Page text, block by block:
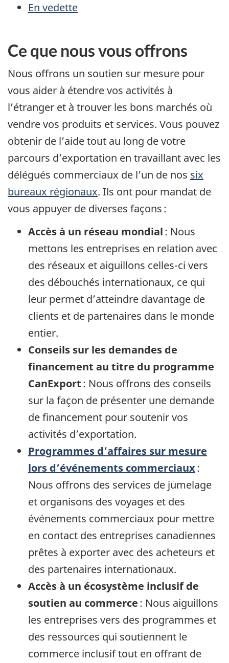
En vedette
Ce que nous vous offrons
Nous offrons un soutien sur mesure pour
vous aider à étendre vos activités à
l’étranger et à trouver les bons marchés où
vendre vos produits et services. Vous pouvez
obtenir de l’aide tout au long de votre
parcours d’exportation en travaillant avec les
délégués commerciaux de l’un de nos six
bureaux régionaux. Ils ont pour mandat de
vous appuyer de diverses façons :
Accès à un réseau mondial: Nous
mettons les entreprises en relation avec
des réseaux et aiguillons celles-ci vers
des débouchés internationaux, ce qui
leur permet d’atteindre davantage de
clients et de partenaires dans le monde
entier.
Conseils sur les demandes de
financement au titre du programme
CanExport: Nous offrons des conseils
sur la façon de présenter une demande
de financement pour soutenir vos
activités d’exportation.
Programmes d’affaires sur mesure
lors d’événements commerciaux:
Nous offrons des services de jumelage
et organisons des voyages et des
événements commerciaux pour mettre
en contact des entreprises canadiennes
prêtes à exporter avec des acheteurs et
des partenaires internationaux.
Accès à un écosystème inclusif de
soutien au commerce: Nous aiguillons
les entreprises vers des programmes et
des ressources qui soutiennent le
commerce inclusif tout en offrant de